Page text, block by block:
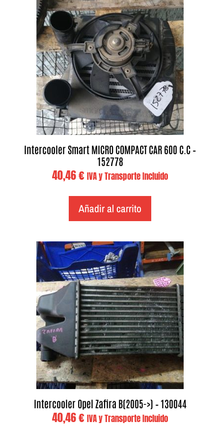
Intercooler Smart MICRO COMPACT CAR 600 C.C –
152778
40,46€ IVA y Transporte Incluido
Añadir al carrito
Intercooler Opel Zafira B(2005->) – 130044
40,46€ IVA y Transporte Incluido